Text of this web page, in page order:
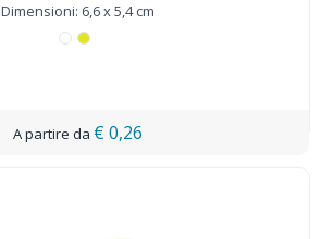
Dimensioni: 6,6 x 5,4 cm
€ 0,26